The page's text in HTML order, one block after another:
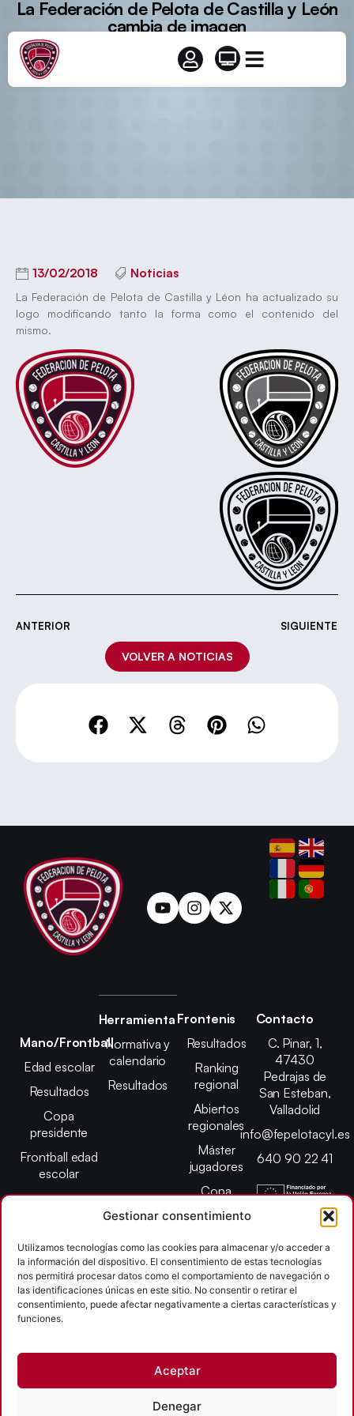
Gestionar consentimiento
Utilizamos tecnologías como las cookies para almacenar y/o acceder a
la información del dispositivo. El consentimiento de estas tecnologías
nos permitirá procesar datos como el comportamiento de navegación o
las identificaciones únicas en este sitio. No consentir o retirar el
consentimiento, puede afectar negativamente a ciertas características y
funciones.
Aceptar
Denegar
La Federación de Pelota de Castilla y León
cambia de imagen
13/02/2018 Noticias
La Federación de Pelota de Castilla y Léon ha actualizado su
logo modificando tanto la forma como el contenido del
mismo.
ANTERIOR SIGUIENTE
VOLVER A NOTICIAS
Mano/Frontball
Edad escolar
Resultados
Copa
presidente
Frontball edad
escolar
Herramienta
Normativa y
calendario
Resultados
Frontenis
Resultados
Ranking
regional
Abiertos
regionales
Máster
jugadores
Copa
presidente
escolar
Campeonato
provincial
León
Contacto
C. Pinar, 1,
47430
Pedrajas de
San Esteban,
Valladolid
info@fepelotacyl.es
640 90 22 41
Copyright © 2026
Federación Pelota Castilla y León | FePelotaCyL
| Desarrollado porTOOOLS